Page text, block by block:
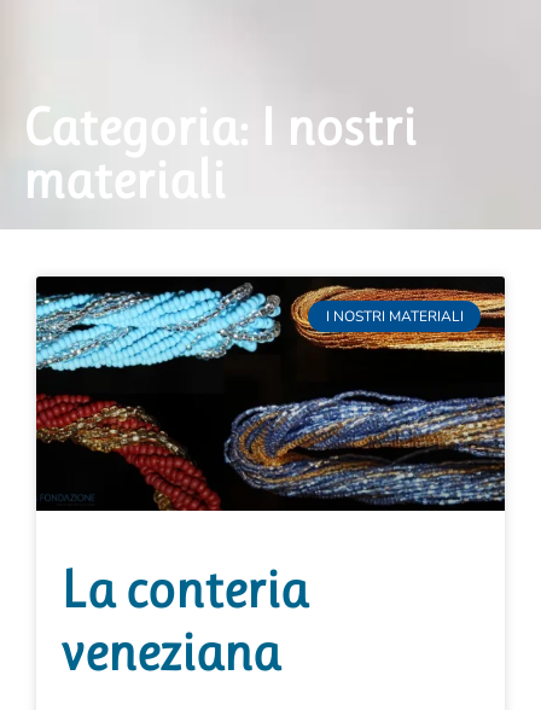
Categoria: I nostri
materiali
I NOSTRI MATERIALI
La conteria
veneziana